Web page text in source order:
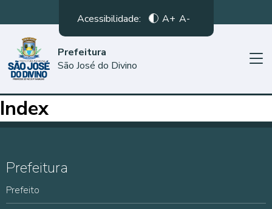
Acessibilidade: A+ A-
Prefeitura
São José do Divino
Index
Prefeitura
Prefeito